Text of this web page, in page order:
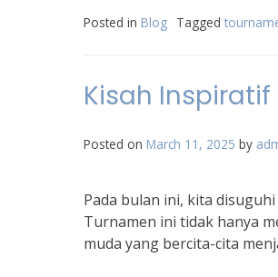
Posted in Blog Tagged
Kisah
Posted on March 11, 2025 by
Pada bulan ini, kita
Turnamen ini tidak hanya
muda yang bercita-cita